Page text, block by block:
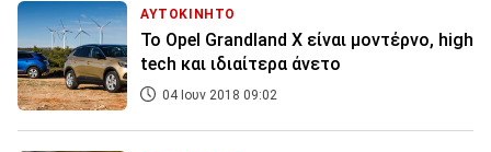
ΑΥΤΟΚΙΝΗΤΟ
Το Opel Grandland X είναι μοντέρνο, high
tech και ιδιαίτερα άνετο
04 Ιουν 2018 09:02